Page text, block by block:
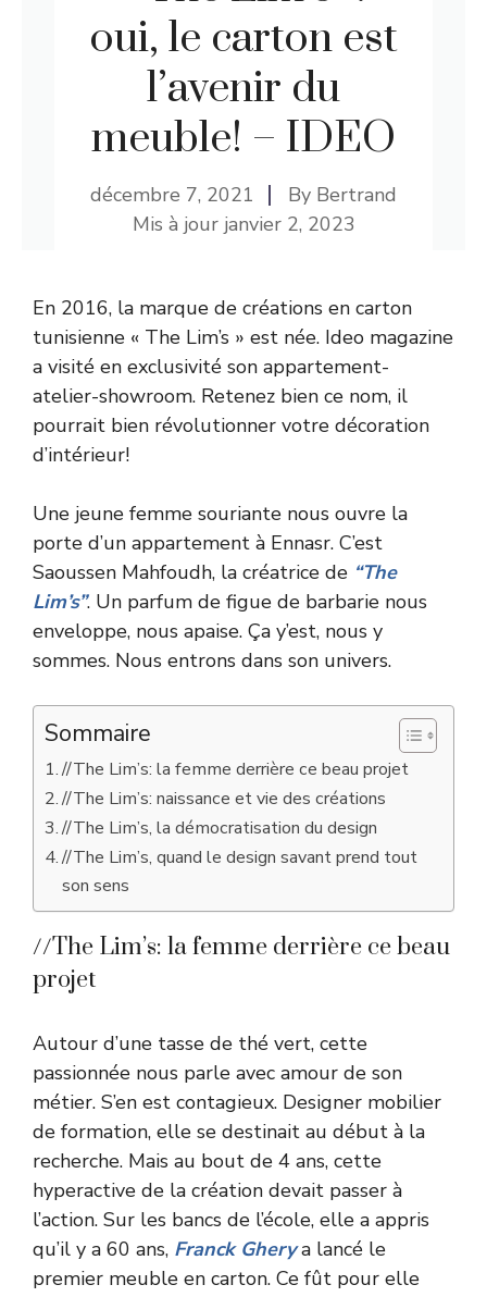
oui, le carton est
l’avenir du
meuble! – IDEO
décembre 7, 2021 By Bertrand
Mis à jour janvier 2, 2023
En 2016, la marque de créations en carton
tunisienne « The Lim’s » est née. Ideo magazine
a visité en exclusivité son appartement-
atelier-showroom. Retenez bien ce nom, il
pourrait bien révolutionner votre décoration
d’intérieur!
Une jeune femme souriante nous ouvre la
porte d’un appartement à Ennasr. C’est
Saoussen Mahfoudh, la créatrice de “The
Lim’s”. Un parfum de figue de barbarie nous
enveloppe, nous apaise. Ça y’est, nous y
sommes. Nous entrons dans son univers.
Sommaire
//The Lim’s: la femme derrière ce beau projet
//The Lim’s: naissance et vie des créations
//The Lim’s, la démocratisation du design
//The Lim’s, quand le design savant prend tout
son sens
//The Lim’s: la femme derrière ce beau
projet
Autour d’une tasse de thé vert, cette
passionnée nous parle avec amour de son
métier. S’en est contagieux. Designer mobilier
de formation, elle se destinait au début à la
recherche. Mais au bout de 4 ans, cette
hyperactive de la création devait passer à
l’action. Sur les bancs de l’école, elle a appris
qu’il y a 60 ans, Franck Gherya lancé le
premier meuble en carton. Ce fût pour elle